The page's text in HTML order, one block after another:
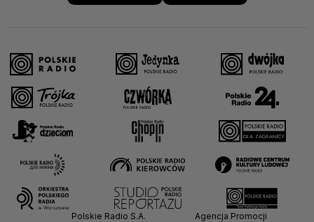
Polskie Radio S.A.
Agencja Promocji